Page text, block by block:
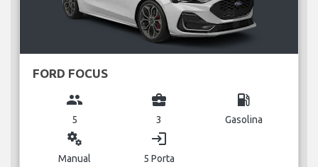
FORD FOCUS
group
5
business_center
3
local_gas_station
Gasolina
miscellaneous_services
Manual
login
5 Porta